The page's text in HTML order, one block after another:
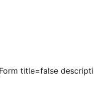
title=false